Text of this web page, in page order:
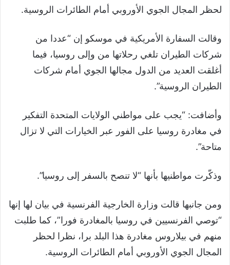
لحظر المجال الجوي الأوروبي أمام الطائرات الروسية.
وقالت السفارة الأمريكية في موسكو إن “عددا من
شركات الطيران تلغي رحلاتها من وإلى روسيا، فيما
أغلقت العديد من الدول مجالها الجوي أمام شركات
الطيران الروسية”.
وأضافت: “يجب على مواطني الولايات المتحدة التفكير
في مغادرة روسيا على الفور عبر الخيارات التي لا تزال
متاحة”.
وذكّرت مواطنيها بأنها “لا تنصح بالسفر إلى روسيا”.
ومن جانبها قالت وزارة الخارجية الفرنسية في بيان لها إنها
“توصي الفرنسيين في روسيا بالمغادرة فورا”، كما طلبت
منهم في بيلاروس مغادرة هذا البلد برا، نظرا لحظر
المجال الجوي الأوروبي أمام الطائرات الروسية.